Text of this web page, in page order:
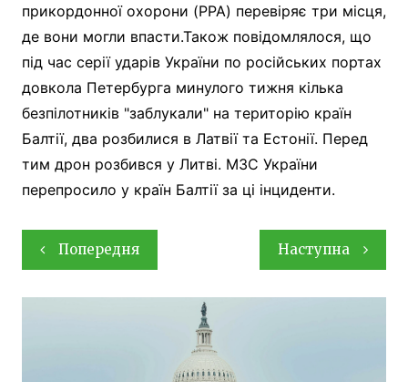
прикордонної охорони (PPA) перевіряє три місця,
де вони могли впасти.Також повідомлялося, що
під час серії ударів України по російських портах
довкола Петербурга минулого тижня кілька
безпілотників "заблукали" на територію країн
Балтії, два розбилися в Латвії та Естонії. Перед
тим дрон розбився у Литві. МЗС України
перепросило у країн Балтії за ці інциденти.
Навігація
записів
Попередня Наступна